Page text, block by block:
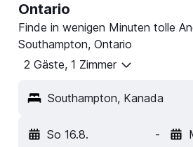
Ontario
Finde in wenigen Minuten tolle
Southampton, Ontario
2 Gäste, 1 Zimmer
Southampton, Kanada
So 16.8. -